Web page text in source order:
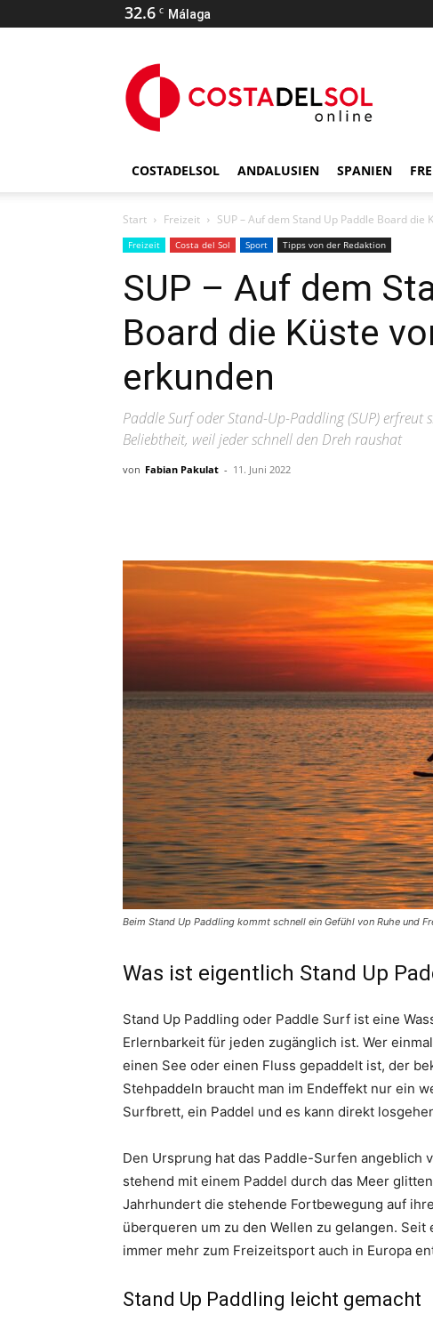
32.6 C Málaga
COSTADELSOL ANDALUSIEN SPANIEN
Start Freizeit SUP – Auf dem Stand Up Paddle Board die
Freizeit Costa del Sol Sport Tipps von der Redaktion
SUP – Auf dem
Board die Küste
erkunden
Paddle Surf oder Stand-Up-Paddling (SUP)
Beliebtheit, weil jeder schnell den Dreh raushat
von Fabian Pakulat - 11. Juni 2022
Beim Stand Up Paddling kommt schnell ein Gefühl von Ruhe und
Was ist eigentlich Stand Up
Stand Up Paddling oder Paddle Surf ist eine
Erlernbarkeit für jeden zugänglich ist. Wer
einen See oder einen Fluss gepaddelt ist, der
Stehpaddeln braucht man im Endeffekt nur ein
Surfbrett, ein Paddel und es kann direkt
Den Ursprung hat das Paddle-Surfen angeblich
stehend mit einem Paddel durch das Meer
Jahrhundert die stehende Fortbewegung auf
überqueren um zu den Wellen zu gelangen.
immer mehr zum Freizeitsport auch in Europa
Stand Up Paddling leicht gemacht